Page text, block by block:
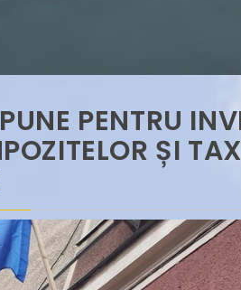
PENTRU
ȘI
Deva reprezentat la Forumul
România-China (Jiangsu):
Cooperation Conference 2025